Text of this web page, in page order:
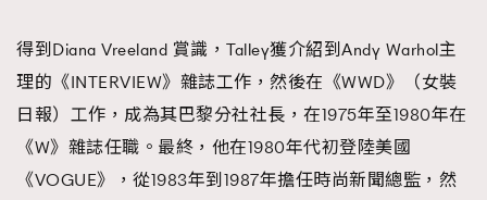
得到Diana Vreeland 賞識，Talley獲介紹到Andy Warhol主
理的《INTERVIEW》雜誌工作，然後在《WWD》（女裝
日報）工作，成為其巴黎分社社長，在1975年至1980年在
《W》雜誌任職。最終，他在1980年代初登陸美國
《VOGUE》，從1983年到1987年擔任時尚新聞總監，然